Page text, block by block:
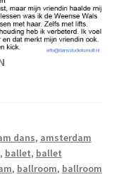
dans, amsterdam
, ballet, ballet
, ballroom, ballroom